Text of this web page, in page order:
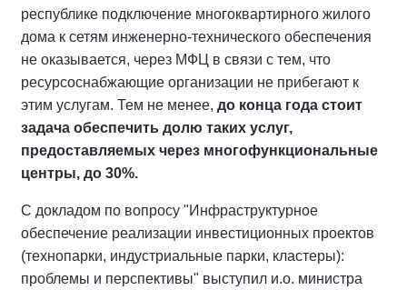
республике подключение многоквартирного жилого
дома к сетям инженерно-технического обеспечения
не оказывается, через МФЦ в связи с тем, что
ресурсоснабжающие организации не прибегают к
этим услугам. Тем не менее, до конца года стоит
задача обеспечить долю таких услуг,
предоставляемых через многофункциональные
центры, до 30%.
С докладом по вопросу "Инфраструктурное
обеспечение реализации инвестиционных проектов
(технопарки, индустриальные парки, кластеры):
проблемы и перспективы" выступил и.о. министра